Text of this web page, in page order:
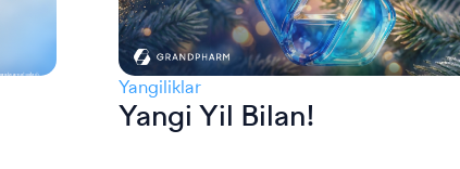
Yangiliklar
Yangi Yil Bilan!